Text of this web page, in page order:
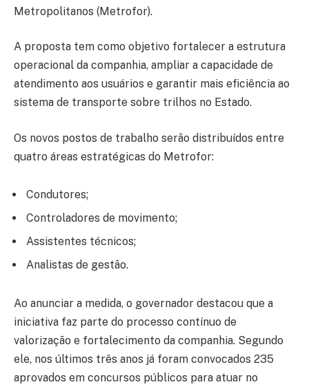
Metropolitanos (Metrofor).
A proposta tem como objetivo fortalecer a estrutura
operacional da companhia, ampliar a capacidade de
atendimento aos usuários e garantir mais eficiência ao
sistema de transporte sobre trilhos no Estado.
Os novos postos de trabalho serão distribuídos entre
quatro áreas estratégicas do Metrofor:
Condutores;
Controladores de movimento;
Assistentes técnicos;
Analistas de gestão.
Ao anunciar a medida, o governador destacou que a
iniciativa faz parte do processo contínuo de
valorização e fortalecimento da companhia. Segundo
ele, nos últimos três anos já foram convocados 235
aprovados em concursos públicos para atuar no